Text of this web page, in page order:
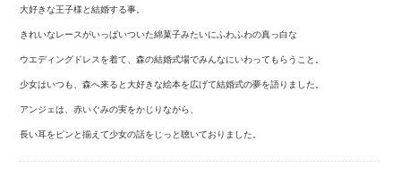
大好きな王子様と結婚する事。
きれいなレースがいっぱいついた綿菓子みたいにふわふわの真っ白な
ウエディングドレスを着て、森の結婚式場でみんなにいわってもらうこと。
少女はいつも、森へ来ると大好きな絵本を広げて結婚式の夢を語りました。
アンジェは、赤いぐみの実をかじりながら、
長い耳をピンと揃えて少女の話をじっと聴いておりました。